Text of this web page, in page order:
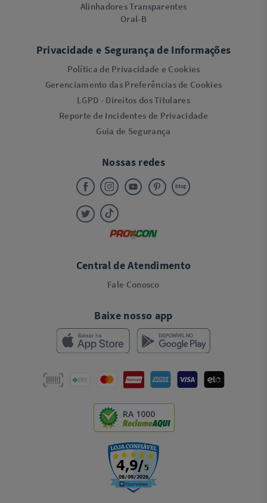
Alinhadores Transparentes
Oral-B
Privacidade e Segurança de Informações
Política de Privacidade e Cookies
Gerenciamento das Preferências de Cookies
LGPD - Direitos dos Titulares
Reporte de Incidentes de Privacidade
Guia de Segurança
Nossas redes
Central de Atendimento
Fale Conosco
Baixe nosso app
RA 1000